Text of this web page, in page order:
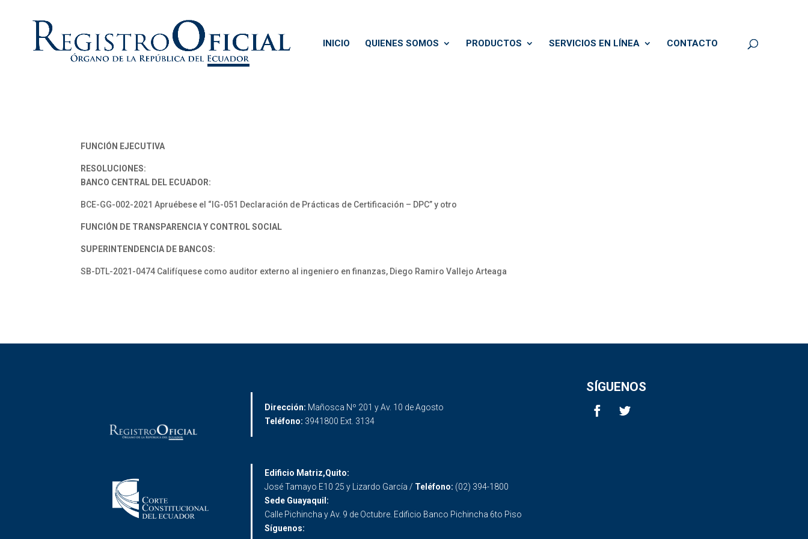
INICIO QUIENES SOMOS PRODUCTOS SERVICIOS EN LÍNEA CONTACTO
FUNCIÓN EJECUTIVA
RESOLUCIONES:
BANCO CENTRAL DEL ECUADOR:
BCE-GG-002-2021 Apruébese el “IG-051 Declaración de Prácticas de Certificación – DPC” y otro
FUNCIÓN DE TRANSPARENCIA Y CONTROL SOCIAL
SUPERINTENDENCIA DE BANCOS:
SB-DTL-2021-0474 Califíquese como auditor externo al ingeniero en finanzas, Diego Ramiro Vallejo Arteaga
Dirección: Mañosca Nº 201 y Av. 10 de Agosto
Teléfono: 3941800 Ext. 3134
SÍGUENOS
Edificio Matriz,Quito:
José Tamayo E10 25 y Lizardo García / Teléfono: (02) 394-1800
Sede Guayaquil:
Calle Pichincha y Av. 9 de Octubre. Edificio Banco Pichincha 6to Piso
Síguenos: